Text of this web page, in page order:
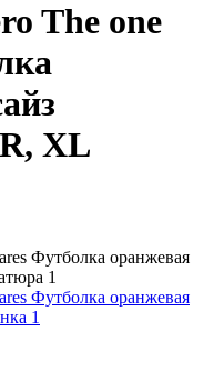
The one
XL